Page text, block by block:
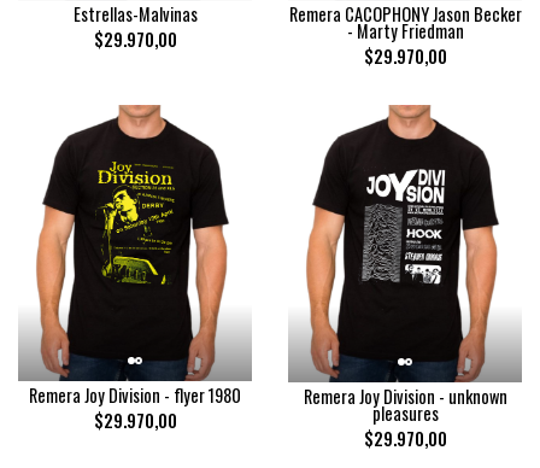
Estrellas-Malvinas
$29.970,00
Remera CACOPHONY Jason Becker
- Marty Friedman
$29.970,00
Remera Joy Division - flyer 1980
$29.970,00
Remera Joy Division - unknown
pleasures
$29.970,00